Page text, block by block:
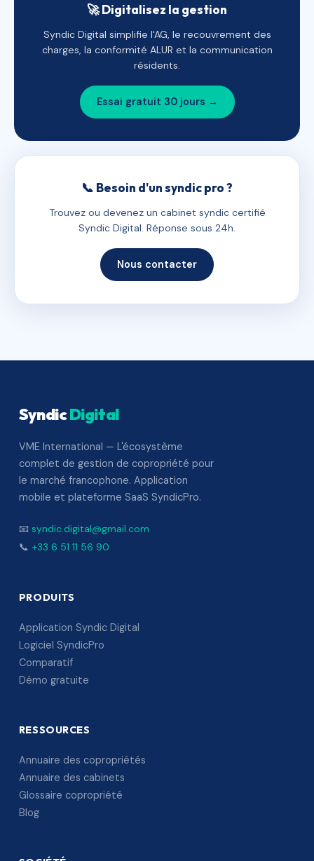
🚀 Digitalisez la gestion
Syndic Digital simplifie l'AG, le recouvrement des
charges, la conformité ALUR et la communication
résidents.
Essai gratuit 30 jours →
📞 Besoin d'un syndic pro ?
Trouvez ou devenez un cabinet syndic certifié
Syndic Digital. Réponse sous 24h.
Nous contacter
SyndicDigital
VME International — L'écosystème
complet de gestion de copropriété pour
le marché francophone. Application
mobile et plateforme SaaS SyndicPro.
📧 syndic.digital@gmail.com
📞 +33 6 51 11 56 90
PRODUITS
Application Syndic Digital
Logiciel SyndicPro
Comparatif
Démo gratuite
RESSOURCES
Annuaire des copropriétés
Annuaire des cabinets
Glossaire copropriété
Blog